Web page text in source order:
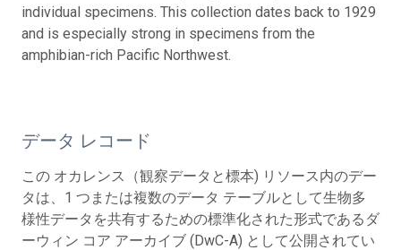
individual specimens. This collection dates back to 1929
and is especially strong in specimens from the
amphibian-rich Pacific Northwest.
データ レコード
この オカレンス（観察データと標本) リソース内のデー
タは、1 つまたは複数のデータ テーブルとして生物多
様性データを共有するための標準化された形式であるダ
ーウィン コア アーカイブ (DwC-A) として公開されてい